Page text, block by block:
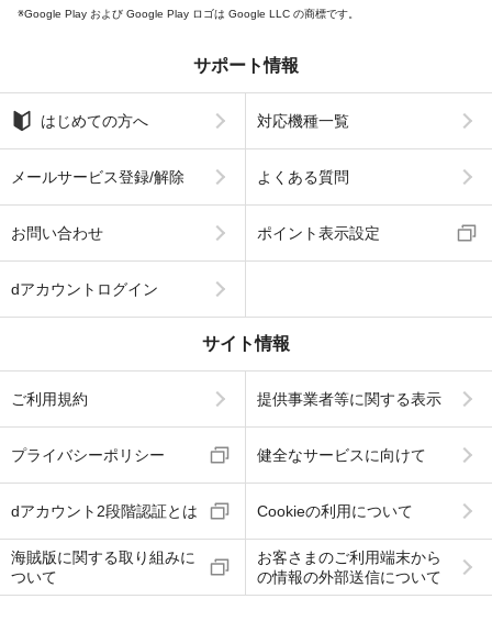
Google Play および Google Play ロゴは Google LLC の商標です。
サポート情報
はじめての方へ 対応機種一覧
メールサービス登録/解除 よくある質問
お問い合わせ ポイント表示設定
dアカウントログイン
サイト情報
ご利用規約 提供事業者等に関する表示
プライバシーポリシー 健全なサービスに向けて
dアカウント2段階認証とは Cookieの利用について
海賊版に関する取り組みに
ついて
お客さまのご利用端末から
の情報の外部送信について